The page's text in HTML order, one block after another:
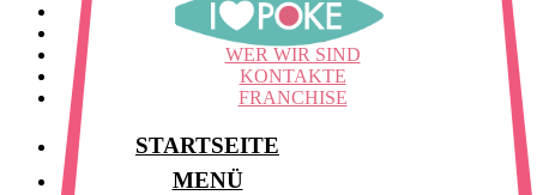
MENÜ
LAGER
WER WIR SIND
KONTAKTE
FRANCHISE
STARTSEITE
MENÜ